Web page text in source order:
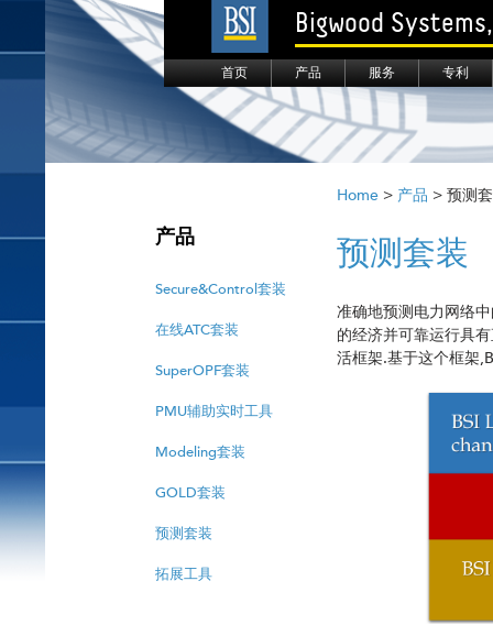
Bigwood
首页 产品 服务 专利
产品
Secure&Control套装
在线ATC套装
SuperOPF套装
PMU辅助实时工具
Modeling套装
GOLD套装
预测套装
拓展工具
Home > 产品 > 预测
预测套装
准确地预测电力网络
的经济并可靠运行具
活框架.基于这个框架